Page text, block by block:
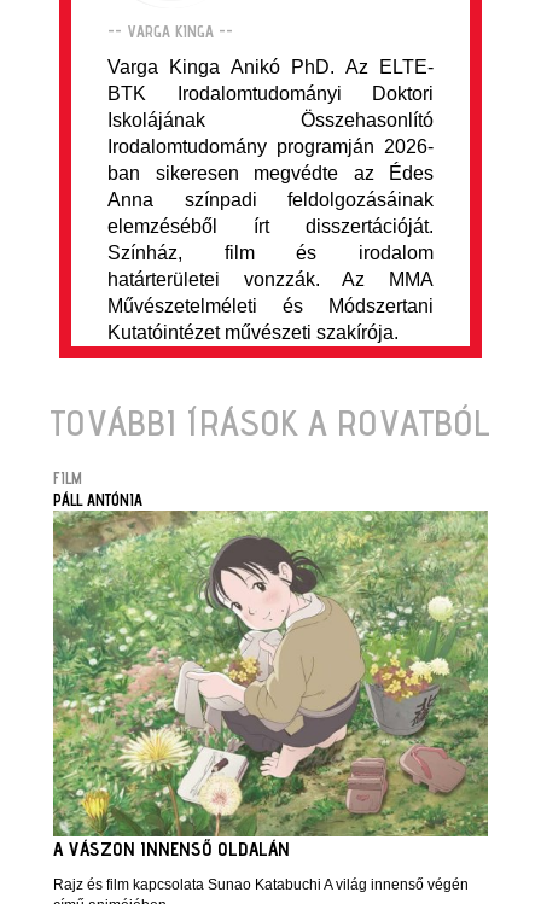
-- VARGA KINGA --
Varga Kinga Anikó PhD. Az ELTE-
BTK Irodalomtudományi Doktori
Iskolájának Összehasonlító
Irodalomtudomány programján 2026-
ban sikeresen megvédte az Édes
Anna színpadi feldolgozásáinak
elemzéséből írt disszertációját.
Színház, film és irodalom
határterületei vonzzák. Az MMA
Művészetelméleti és Módszertani
Kutatóintézet művészeti szakírója.
TOVÁBBI ÍRÁSOK A ROVATBÓL
FILM
PÁLL ANTÓNIA
A VÁSZON INNENSŐ OLDALÁN
Rajz és film kapcsolata Sunao Katabuchi A világ innenső végén